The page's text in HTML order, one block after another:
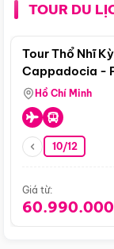
TOUR DU
Tour Thổ Nhĩ
Cappadocia -
Hồ Chí Minh
10/12
Giá từ: